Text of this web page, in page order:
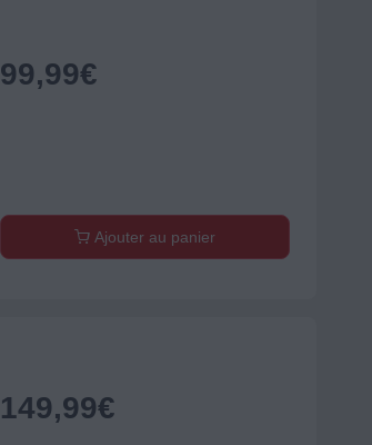
99,99€
Ajouter au panier
149,99€